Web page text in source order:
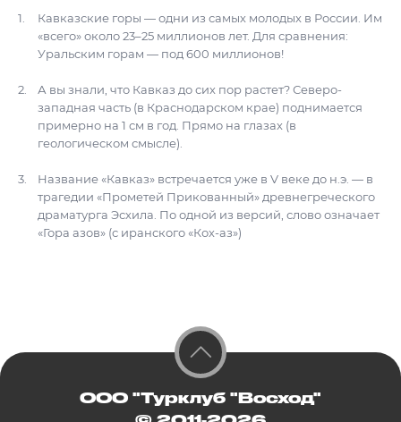
Кавказские горы — одни из самых молодых в России. Им
«всего» около 23–25 миллионов лет. Для сравнения:
Уральским горам — под 600 миллионов!
А вы знали, что Кавказ до сих пор растет? Северо-
западная часть (в Краснодарском крае) поднимается
примерно на 1 см в год. Прямо на глазах (в
геологическом смысле).
Название «Кавказ» встречается уже в V веке до н.э. — в
трагедии «Прометей Прикованный» древнегреческого
драматурга Эсхила. По одной из версий, слово означает
«Гора азов» (с иранского «Кох-аз»)
ООО "Турклуб "Восход"